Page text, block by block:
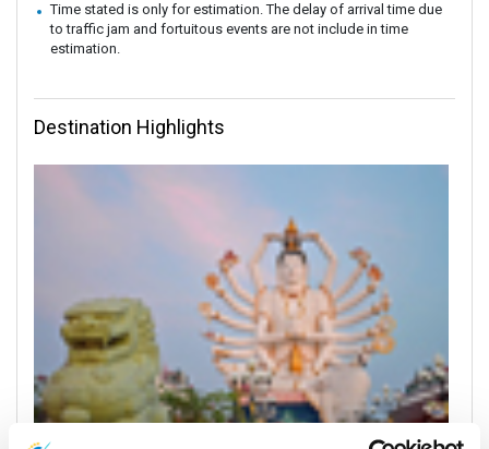
Time stated is only for estimation. The delay of arrival time due
to traffic jam and fortuitous events are not include in time
estimation.
Destination Highlights